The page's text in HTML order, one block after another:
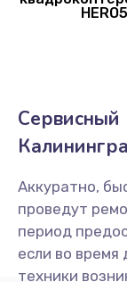
HERO5
Сервисный
Аккуратно,
проведут
период
если во время
техники